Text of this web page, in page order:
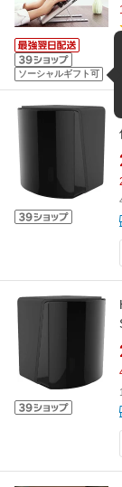
ソーシャルギフト可